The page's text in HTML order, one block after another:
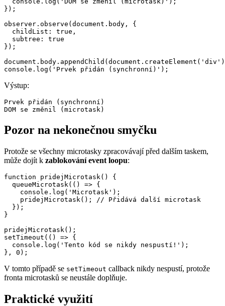
});
observer.observe(document.body, {
  childList: true,
  subtree: true
});
Výstup:
Prvek přidán (synchronní)
Pozor na nekonečnou smyčku
Protože se všechny microtasky zpracovávají před dalším taskem,
může dojít k zablokování event loopu:
function pridejMicrotask() {
  queueMicrotask(() => {
    console.log('Microtask');
    pridejMicrotask(); // Přidává další microtask
  });
}
pridejMicrotask();
setTimeout(() => {
  console.log('Tento kód se nikdy nespustí!');
V tomto případě se setTimeout callback nikdy nespustí, protože
fronta microtasků se neustále doplňuje.
Praktické využití